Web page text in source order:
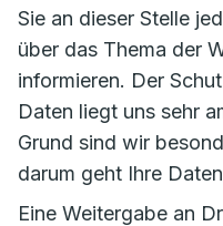
Sie an dieser Stelle
über das Thema der
informieren. Der
Daten liegt uns sehr
Grund sind wir
darum geht Ihre
Eine Weitergabe an